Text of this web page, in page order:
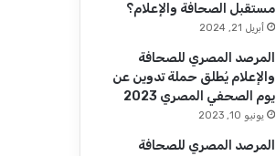
مستقبل الصحافة والإعلام؟
أبريل 21, 2024
المرصد المصري للصحافة
والإعلام يُطلق حملة تدوين عن
يوم الصحفي المصري 2023
يونيو 10, 2023
المرصد المصري للصحافة